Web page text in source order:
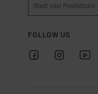
FOLLOW US